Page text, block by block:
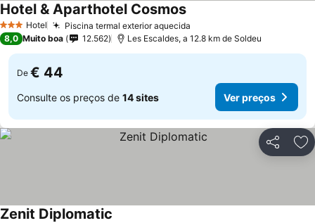
3 EstrelasHotel Piscina termal exterior aquecida
Hotel & Aparthotel CosmosVer preços
8,0 Muito boa 12.562 Les Escaldes, a 12.8 km de Soldeu
De € 44
Consulte os preços de 14 sites Ver preços
Partilhar
Zenit Diplomatic